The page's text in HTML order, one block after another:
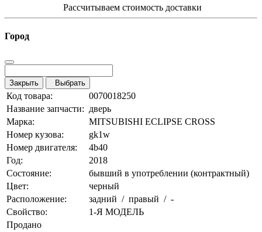
Рассчитываем стоимость доставки
Город
Закрыть Выбрать
Код товара:
0070018250
Название запчасти: дверь
Марка:
MITSUBISHI ECLIPSE CROSS
Номер кузова:
gk1w
Номер двигателя:
4b40
Год:
2018
Состояние:
бывший в употреблении (контрактный)
Цвет:
черный
Расположение:
задний / правый / -
Свойство:
1-Я МОДЕЛЬ
Продано